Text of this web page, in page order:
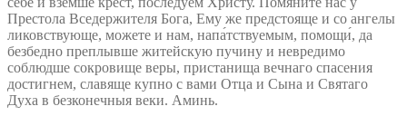
Престола Вседержителя Бога, Ему же предстояще и со ангелы
ликовствующе, можете и нам, напа́тствуемым, помощи́, да
безбедно преплывше житейскую пучину и невредимо
соблюдше сокровище веры, пристанища вечнаго спасения
достигнем, славяще купно с вами Отца и Сына и Святаго
Духа в безконечныя веки. Аминь.